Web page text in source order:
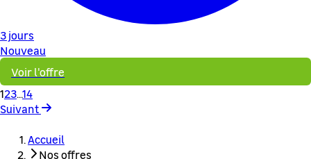
3 jours
Nouveau
Voir l'offre
123...14
Suivant
Accueil
Nos offres